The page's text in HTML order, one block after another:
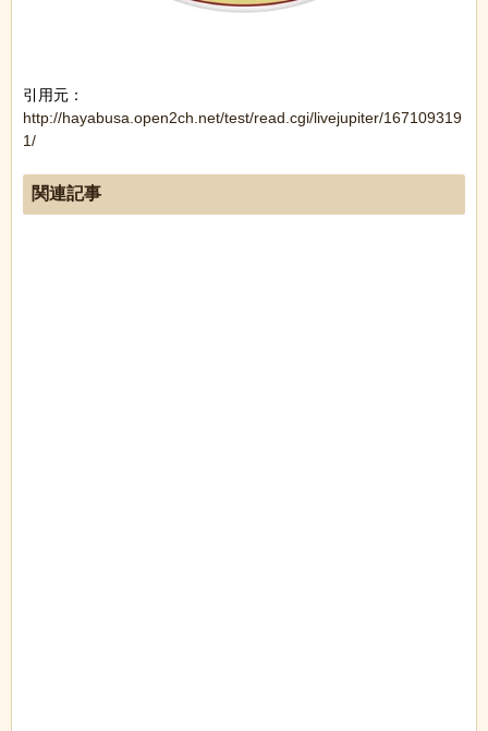
引用元：
http://hayabusa.open2ch.net/test/read.cgi/livejupiter/167109319
1/
関連記事